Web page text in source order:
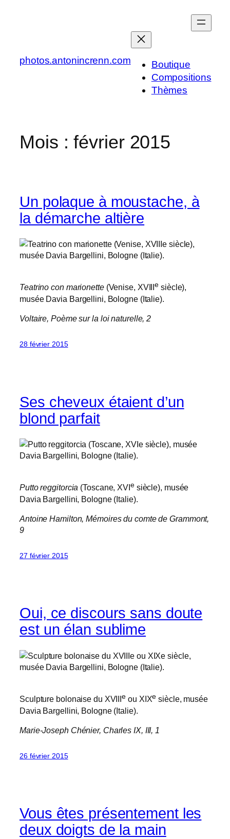
photos.antonincrenn.com
Boutique
Compositions
Thèmes
Mois :février 2015
Un polaque à moustache, à
la démarche altière
Teatrino con marionette(Venise, XVIIIe siècle),
musée Davia Bargellini, Bologne (Italie).
Voltaire,Poème sur la loi naturelle, 2
28 février 2015
Ses cheveux étaient d’un
blond parfait
Putto reggitorcia (Toscane, XVI esiècle), musée
Davia Bargellini, Bologne (Italie).
Antoine Hamilton,Mémoires du comte de Grammont,
9
27 février 2015
Oui, ce discours sans doute
est un élan sublime
Sculpture bolonaise du XVIIIe ou XIXe siècle, musée
Davia Bargellini, Bologne (Italie).
Marie-Joseph Chénier, Charles IX, III, 1
26 février 2015
Vous êtes présentement les
deux doigts de la main